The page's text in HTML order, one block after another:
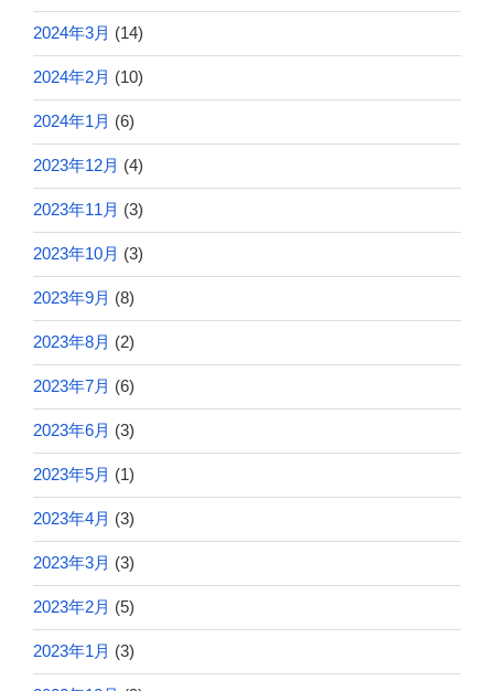
2024年3月 (14)
2024年2月 (10)
2024年1月 (6)
2023年12月 (4)
2023年11月 (3)
2023年10月 (3)
2023年9月 (8)
2023年8月 (2)
2023年7月 (6)
2023年6月 (3)
2023年5月 (1)
2023年4月 (3)
2023年3月 (3)
2023年2月 (5)
2023年1月 (3)